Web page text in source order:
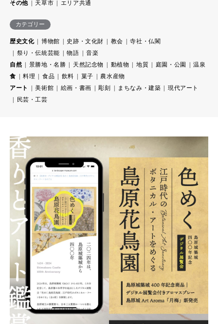
その他
天草市 エリア共通
カテゴリー
歴史文化 博物館 史跡・文化財 教会
寺社・仏閣
祭り・伝統芸能
物語
音楽
自然
景勝地・名勝 天然記念物 動植物 地質 庭園・公園
温泉
食
料理 食品 飲料 菓子
農水産物
アート
美術館 絵画・書画 彫刻 まちなみ・建築
現代アート
民芸・工芸